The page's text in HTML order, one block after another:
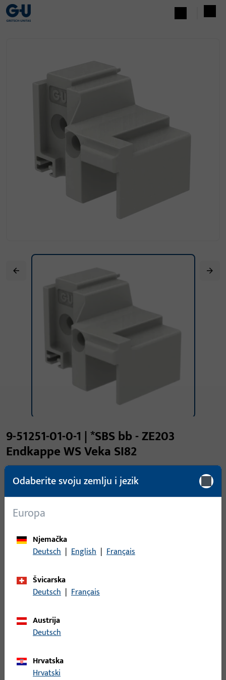
9-51251-01-0-1 | *SBS bb - ZE203
Endkappe WS Veka SI82
Weitere Produktinformationen
Područje primjene
Područje primjene (navedeno)
Tip proizvoda
Bruto težina
Odaberite svoju zemlju i jezik
Europa
Njemačka
Deutsch | English | Français
Švicarska
Deutsch | Français
Austrija
Deutsch
Hrvatska
Hrvatski